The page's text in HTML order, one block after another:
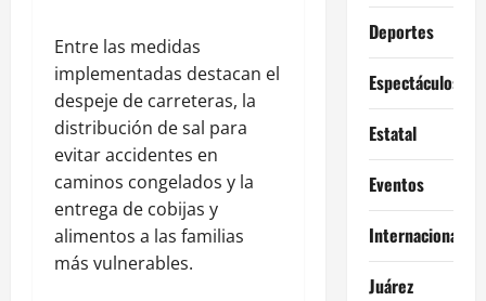
Entre las medidas
implementadas destacan el
despeje de carreteras, la
distribución de sal para
evitar accidentes en
caminos congelados y la
entrega de cobijas y
alimentos a las familias
más vulnerables.
Deportes
Espectáculos
Estatal
Eventos
Internacional
Juárez